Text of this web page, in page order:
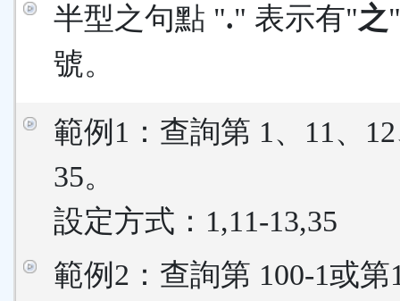
半型之句點 "." 表示有"之
號。
範例1：查詢第 1、11、
35。
設定方式：1,11-13,35
範例2：查詢第 100-1或第